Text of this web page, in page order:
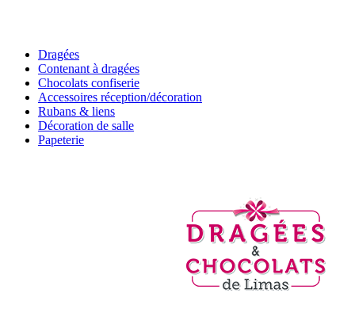
Dragées
Contenant à dragées
Chocolats confiserie
Accessoires réception/décoration
Rubans & liens
Décoration de salle
Papeterie